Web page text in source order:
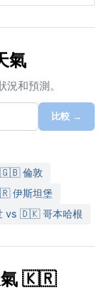
氣
和預測。
比較 →
倫敦
伊斯坦堡
vs 🇩🇰 哥本哈根
氣 🇰🇷